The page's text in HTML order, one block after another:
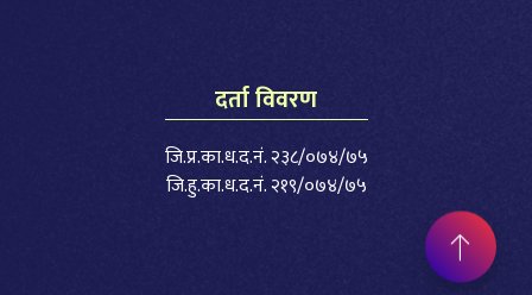
दर्ता विवरण
जि.प्र.का.ध.द.नं. २३८/०७४/७५
जि.हु.का.ध.द.नं. २१९/०७४/७५